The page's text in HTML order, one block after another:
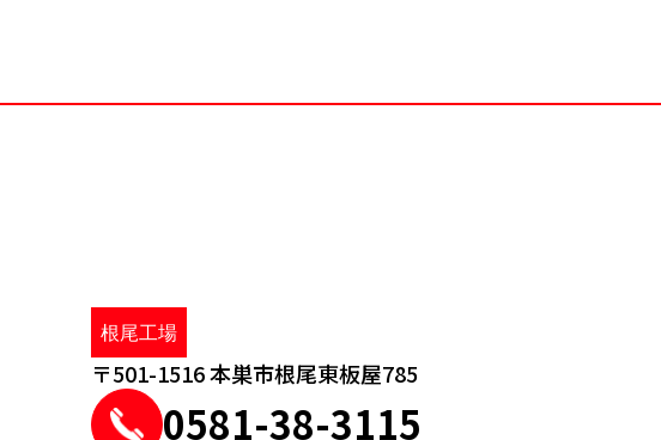
根尾工場
〒501-1516 本巣市根尾東板屋785
0581-38-3115